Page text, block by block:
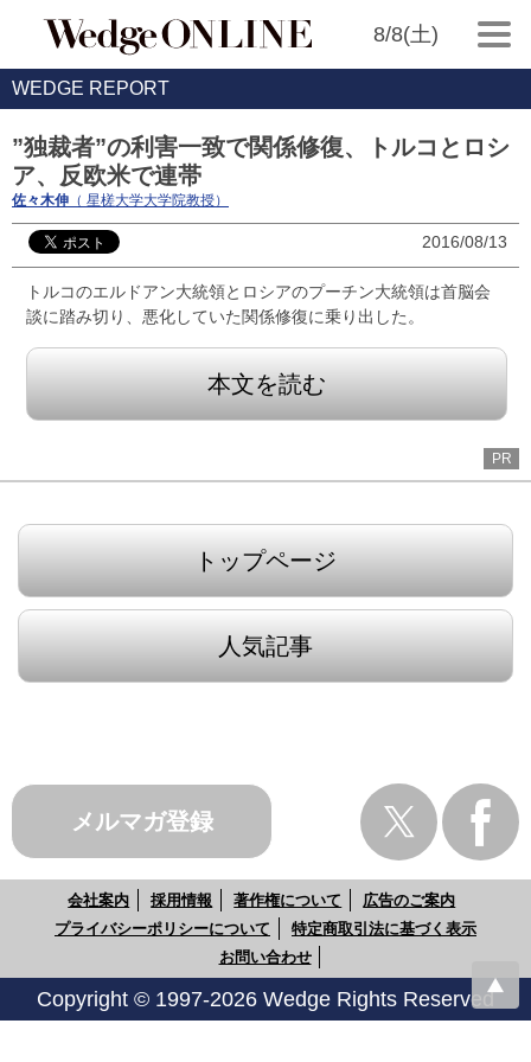
8/8(土)
WEDGE REPORT
”独裁者”の利害一致で関係修復、トルコとロシ
ア、反欧米で連帯
佐々木伸 （ 星槎大学大学院教授）
2016/08/13
トルコのエルドアン大統領とロシアのプーチン大統領は首脳会
談に踏み切り、悪化していた関係修復に乗り出した。
本文を読む
PR
トップページ
人気記事
メルマガ登録
会社案内 採用情報 著作権について
広告のご案内
プライバシーポリシーについて
特定商取引法に基づく表示
お問い合わせ
Copyright © 1997-2026 Wedge Rights Reserved